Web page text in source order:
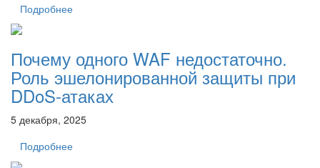
Подробнее
Почему одного WAF недостаточно.
Роль эшелонированной защиты при
DDoS-атаках
5 декабря, 2025
Подробнее